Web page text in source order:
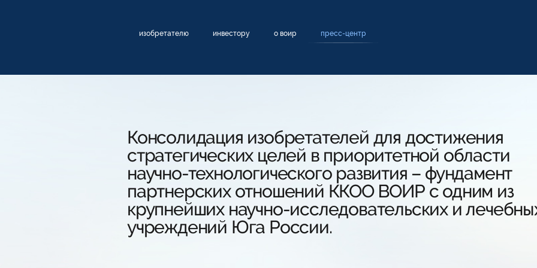
изобретателю инвестору о воир пресс-центр
Консолидация изобретателей для достижения
стратегических целей в приоритетной области
научно-технологического развития – фундамент
партнерских отношений ККОО ВОИР с одним из
крупнейших научно-исследовательских и
учреждений Юга России.